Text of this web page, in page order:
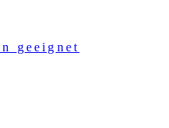
geeignet